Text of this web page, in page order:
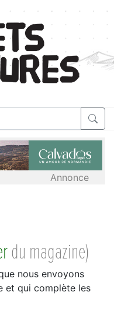
Annonce
du magazine)
nous envoyons
et qui complète les